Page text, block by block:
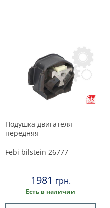
Подушка двигателя
передняя
Febi bilstein 26777
1981 грн.
Есть в наличии